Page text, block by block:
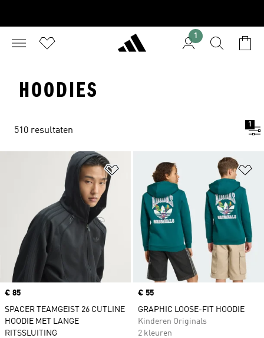
1
HOODIES
510 resultaten
1
Op verlanglijst zetten
Price
€ 85
SPACER TEAMGEIST 26 CUTLINE
HOODIE MET LANGE
RITSSLUITING
Price
€ 55
GRAPHIC LOOSE-FIT HOODIE
Kinderen Originals
2 kleuren